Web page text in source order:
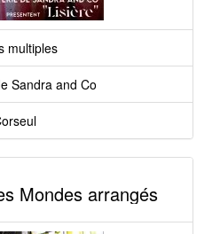
multiples
Sandra and Co
Mondes arrangés